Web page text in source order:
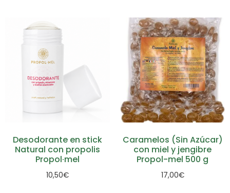
Desodorante en stick
Natural con propolis
Propol·mel
10,50€
Caramelos (Sin Azúcar)
con miel y jengibre
Propol-mel 500 g
17,00€